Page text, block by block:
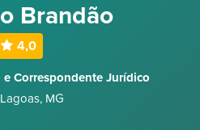
Brandão
4,0
Correspondente Jurídico
, MG